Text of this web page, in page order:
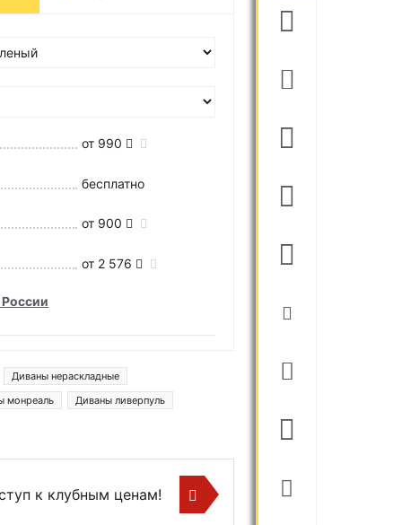
от 990
бесплатно
от 900
от 2 576
Диваны нераскладные
монреаль
Диваны ливерпуль
к клубным ценам!